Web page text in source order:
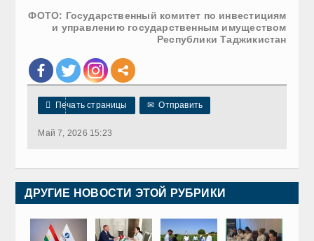
ФОТО: Государственный комитет по инвестициям
и управлению государственным имуществом
Республики Таджикистан
 Печать страницы ✉ Отправить
Май 7, 2026 15:23
ДРУГИЕ НОВОСТИ ЭТОЙ РУБРИКИ